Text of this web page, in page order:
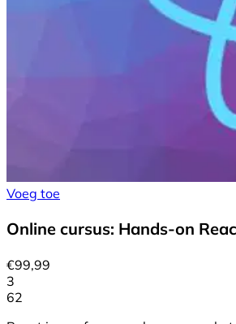
Voeg toe
Online cursus: Hands-on
€99,99
3
62